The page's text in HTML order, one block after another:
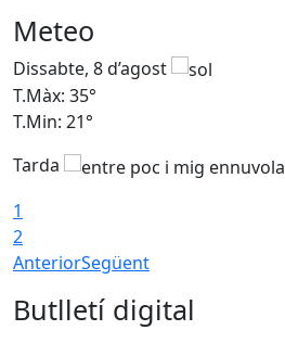
Meteo
Dissabte, 8 d’agost
T.Màx: 35°
T.Min: 21°
Tarda
1
2
AnteriorSegüent
Butlletí digital